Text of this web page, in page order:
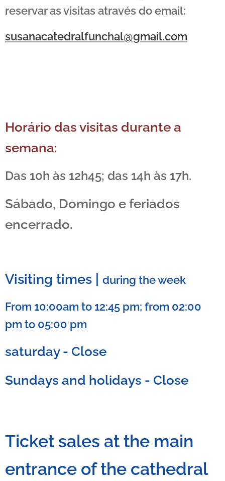
reservar as visitas através do email:
susanacatedralfunchal@gmail.com
Horário das visitas durante a
semana:
Das 10h às 12h45; das 14h às 17h.
Sábado, Domingo e feriados
encerrado.
Visiting times | during the week
From 10:00am to 12:45 pm; from 02:00
pm to 05:00 pm
saturday - Close
Sundays and holidays - Close
Ticket sales at the main
entrance of the cathedral